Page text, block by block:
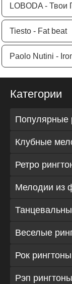
LOBODA - Твои
Tiesto - Fat beat
Paolo Nutini -
Категории
Популярные
Клубные
Ретро
Мелодии из
Веселые
Рок рингтоны
Рэп рингтоны